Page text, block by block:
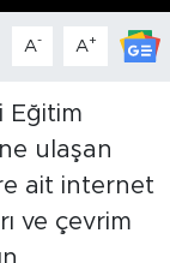
A- A+
Eğitim
ulaşan
ait internet
ve çevrim